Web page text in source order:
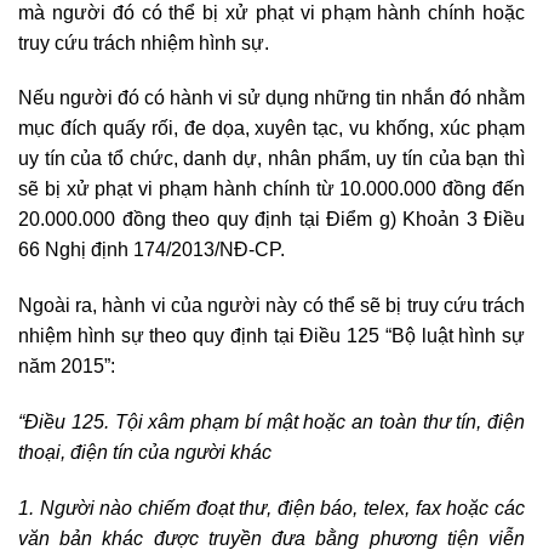
mà người đó có thể bị xử phạt vi phạm hành chính hoặc
truy cứu trách nhiệm hình sự.
Nếu người đó có hành vi sử dụng những tin nhắn đó nhằm
mục đích quấy rối, đe dọa, xuyên tạc, vu khống, xúc phạm
uy tín của tổ chức, danh dự, nhân phẩm, uy tín của bạn thì
sẽ bị xử phạt vi phạm hành chính từ 10.000.000 đồng đến
20.000.000 đồng theo quy định tại Điểm g) Khoản 3 Điều
66 Nghị định 174/2013/NĐ-CP.
Ngoài ra, hành vi của người này có thể sẽ bị truy cứu trách
nhiệm hình sự theo quy định tại Điều 125 “Bộ luật hình sự
năm 2015”:
“Điều 125. Tội xâm phạm bí mật hoặc an toàn thư tín, điện
thoại, điện tín của người khác
1. Người nào chiếm đoạt thư, điện báo, telex, fax hoặc các
văn bản khác được truyền đưa bằng phương tiện viễn